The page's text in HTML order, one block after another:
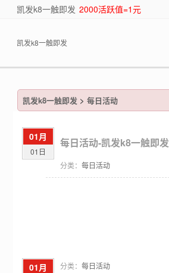
凯发k8一触即发 2000活跃值=1元
凯发k8一触即发
凯发k8一触即发> 每日活动
01月
01日
每日活动-凯发k8一触即发
分类： 每日活动
01月 分类： 每日活动